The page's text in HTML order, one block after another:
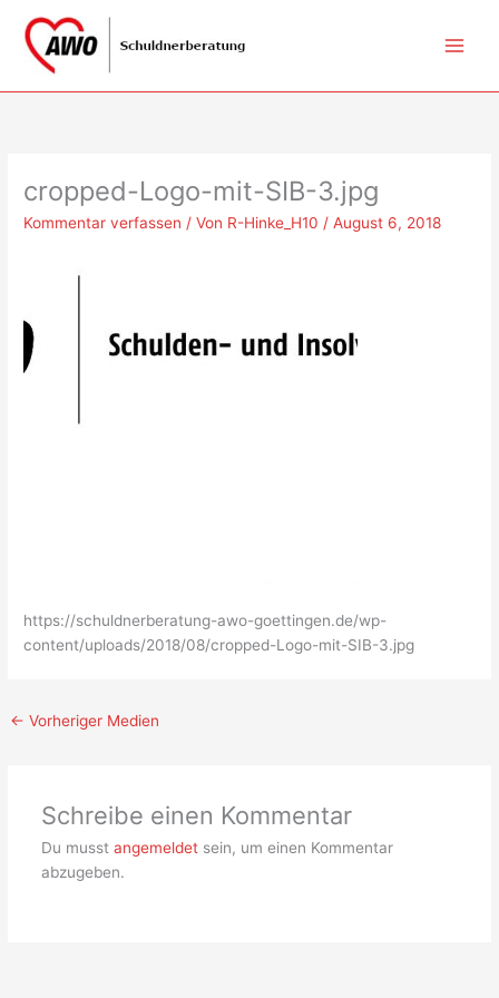
Inhalt
springen
cropped-Logo-mit-SIB-3.jpg
Kommentar verfassen / Von R-Hinke_H10 /August 6, 2018
https://schuldnerberatung-awo-goettingen.de/wp-
content/uploads/2018/08/cropped-Logo-mit-SIB-3.jpg
← Vorheriger Medien
Schreibe einen Kommentar
Du musst angemeldetsein, um einen Kommentar
abzugeben.